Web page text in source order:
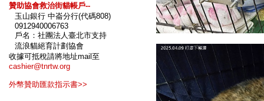
贊助協會救治街貓帳戶--
玉山銀行 中崙分行(代碼808)
0912940006763
戶名：社團法人臺北市支持
流浪貓絕育計劃協會
收據可抵稅請將地址mail至
cashier@tnrtw.org
外幣贊助匯款指示書>>